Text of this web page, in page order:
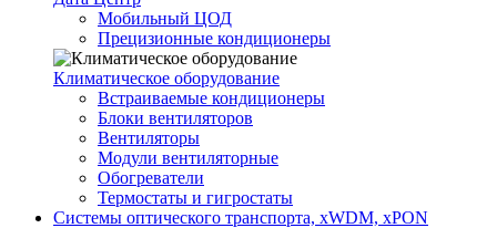
Мобильный ЦОД
Прецизионные кондиционеры
Климатичeское оборудование
Встраиваемые кондиционеры
Блоки вентиляторов
Вентиляторы
Модули вентиляторные
Обогреватели
Термостаты и гигростаты
Системы оптического транспорта, xWDM, xPON